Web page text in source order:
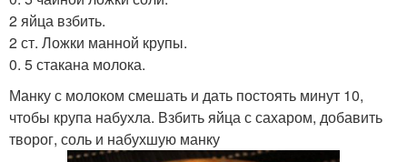
2 яйца взбить.
2 ст. Ложки манной крупы.
0. 5 стакана молока.
Манку с молоком смешать и дать постоять минут 10,
чтобы крупа набухла. Взбить яйца с сахаром, добавить
творог, соль и набухшую манку